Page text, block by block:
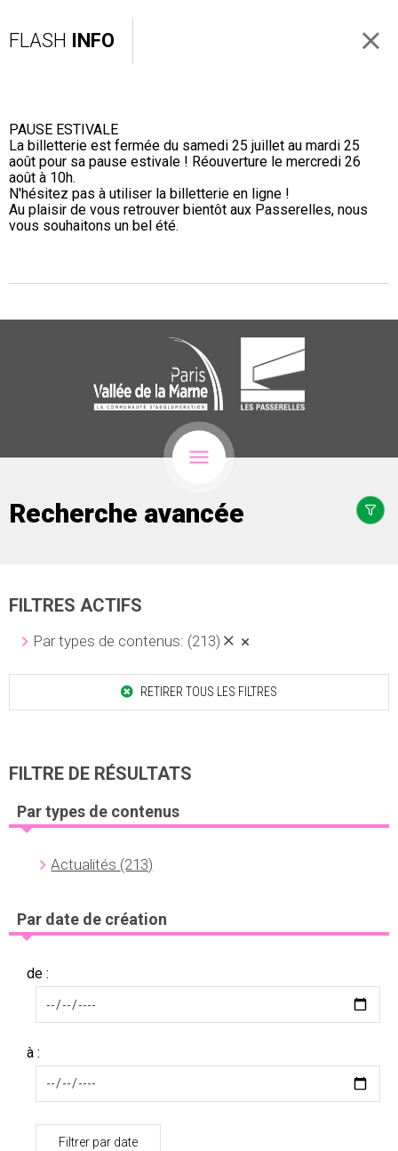
FLASH INFO
PAUSE ESTIVALE
La billetterie est fermée du samedi 25 juillet au mardi 25
août pour sa pause estivale ! Réouverture le mercredi 26
août à 10h.
N'hésitez pas à utiliser la billetterie en ligne !
Au plaisir de vous retrouver bientôt aux Passerelles, nous
vous souhaitons un bel été.
Recherche avancée
FILTRES ACTIFS
Par types de contenus: (213)
RETIRER TOUS LES FILTRES
FILTRE DE RÉSULTATS
Par types de contenus
Actualités (213)
Par date de création
de :
à :
Filtrer par date